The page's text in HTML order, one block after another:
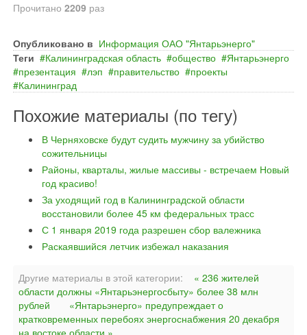
Прочитано 2209 раз
Опубликовано в Информация ОАО "Янтарьэнерго"
Теги
Калининградская область общество
Янтарьэнерго
презентация
лэп правительство
проекты
Калининград
Похожие материалы (по тегу)
В Черняховске будут судить мужчину за убийство
сожительницы
Районы, кварталы, жилые массивы - встречаем Новый
год красиво!
За уходящий год в Калининградской области
восстановили более 45 км федеральных трасс
С 1 января 2019 года разрешен сбор валежника
Раскаявшийся летчик избежал наказания
Другие материалы в этой категории:
« 236 жителей
области должны «Янтарьэнергосбыту» более 38 млн
рублей
«Янтарьэнерго» предупреждает о
кратковременных перебоях энергоснабжения 20 декабря
на востоке области »